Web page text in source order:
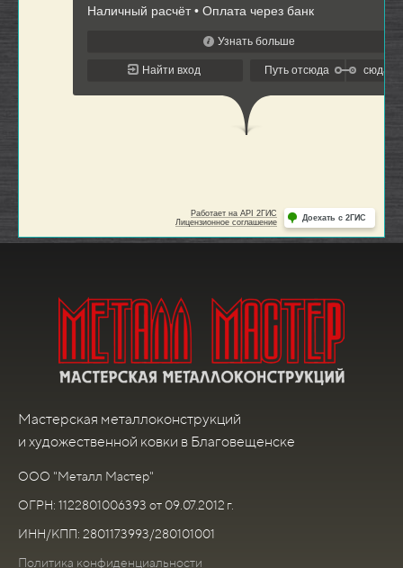
Мастерская металлоконструкций
и художественной ковки в Благовещенске
ООО "Металл Мастер"
ОГРН: 1122801006393 от 09.07.2012 г.
ИНН/КПП: 2801173993/280101001
Политика конфиденциальности